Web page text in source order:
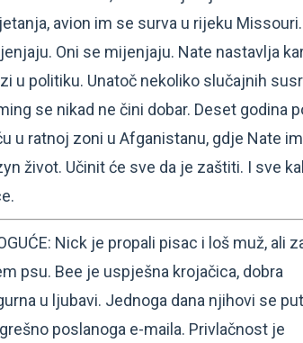
avion im se surva u rijeku Missouri.
Oni se mijenjaju. Nate nastavlja
u politiku. Unatoč nekoliko slučajnih
se nikad ne čini dobar. Deset godina
u ratnoj zoni u Afganistanu, gdje Nate
život. Učinit će sve da je zaštiti. I sve
Nick je propali pisac i loš muž, ali
psu. Bee je uspješna krojačica, dobra
u ljubavi. Jednoga dana njihovi se
poslanoga e-maila. Privlačnost je